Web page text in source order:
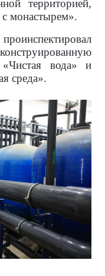
территорией,
с монастырем».
вода» и
среда».